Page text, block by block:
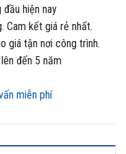
hiện nay
Cam kết giá rẻ nhất.
giá tận nơi công trình.
đến 5 năm
miễn phí